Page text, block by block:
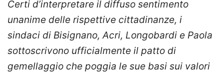
Certi d’interpretare il diffuso sentimento
unanime delle rispettive cittadinanze, i
sindaci di Bisignano, Acri, Longobardi e Paola
sottoscrivono ufficialmente il patto di
gemellaggio che poggia le sue basi sui valori